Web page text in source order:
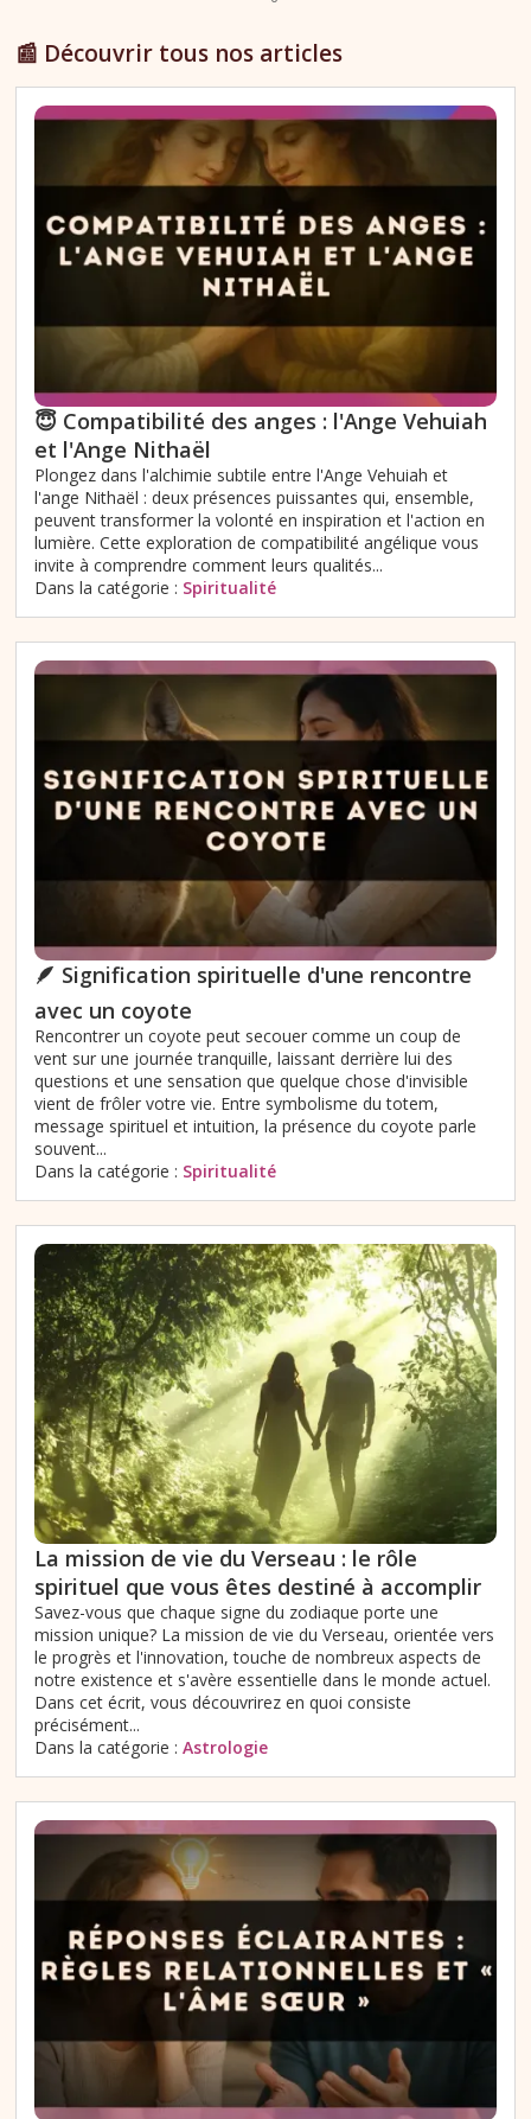
📰 Découvrir tous nos articles
😇 Compatibilité des anges : l'Ange Vehuiah
et l'Ange Nithaël
Plongez dans l'alchimie subtile entre l'Ange Vehuiah et
l'ange Nithaël : deux présences puissantes qui, ensemble,
peuvent transformer la volonté en inspiration et l'action en
lumière. Cette exploration de compatibilité angélique vous
invite à comprendre comment leurs qualités...
Dans la catégorie : Spiritualité
🪶 Signification spirituelle d'une rencontre
avec un coyote
Rencontrer un coyote peut secouer comme un coup de
vent sur une journée tranquille, laissant derrière lui des
questions et une sensation que quelque chose d'invisible
vient de frôler votre vie. Entre symbolisme du totem,
message spirituel et intuition, la présence du coyote parle
souvent...
Dans la catégorie : Spiritualité
La mission de vie du Verseau : le rôle
spirituel que vous êtes destiné à accomplir
Savez-vous que chaque signe du zodiaque porte une
mission unique? La mission de vie du Verseau, orientée vers
le progrès et l'innovation, touche de nombreux aspects de
notre existence et s'avère essentielle dans le monde actuel.
Dans cet écrit, vous découvrirez en quoi consiste
précisément...
Dans la catégorie : Astrologie